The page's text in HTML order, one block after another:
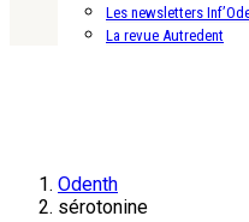
Les newsletters
La revue Autredent
Odenth
sérotonine